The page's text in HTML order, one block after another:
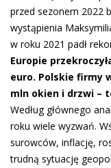
przed sezonem 2022
wystąpienia
w roku 2021 padł
Europie
euro. Polskie firmy
mln okien i drzwi –
Według głównego
roku wiele wyzwań.
surowców, inflację,
trudną sytuację